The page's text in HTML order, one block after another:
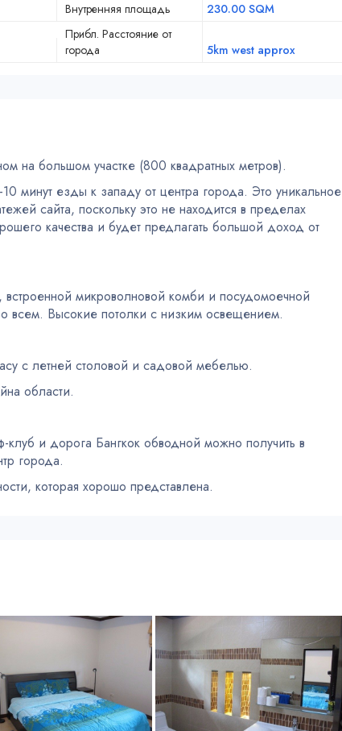
Внутренняя площадь 230.00 SQM
Прибл. Расстояние от
города
5km west approx
на большом участке (800 квадратных метров).
минут езды к западу от центра города. Это уникальное
сайта, поскольку это не находится в пределах
качества и будет предлагать большой доход от
встроенной микроволновой комби и посудомоечной
всем. Высокие потолки с низким освещением.
с летней столовой и садовой мебелью.
области.
и дорога Бангкок обводной можно получить в
города.
которая хорошо представлена.